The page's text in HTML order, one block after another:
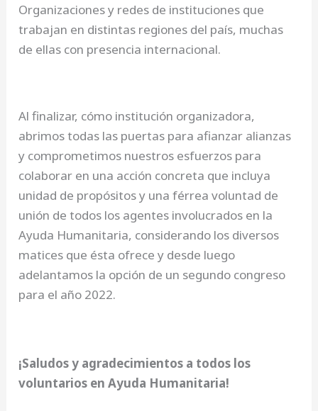
Organizaciones y redes de instituciones que
trabajan en distintas regiones del país, muchas
de ellas con presencia internacional.
Al finalizar, cómo institución organizadora,
abrimos todas las puertas para afianzar alianzas
y comprometimos nuestros esfuerzos para
colaborar en una acción concreta que incluya
unidad de propósitos y una férrea voluntad de
unión de todos los agentes involucrados en la
Ayuda Humanitaria, considerando los diversos
matices que ésta ofrece y desde luego
adelantamos la opción de un segundo congreso
para el año 2022.
¡Saludos y agradecimientos a todos los
voluntarios en Ayuda Humanitaria!